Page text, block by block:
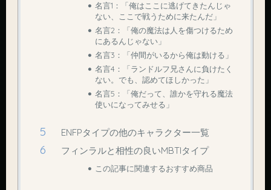
名言1：「俺はここに逃げてきたんじゃ
ない、ここで戦うために来たんだ」
名言2：「俺の魔法は人を傷つけるため
にあるんじゃない」
名言3：「仲間がいるから俺は動ける」
名言4：「ランドルフ兄さんに負けたく
ない。でも、認めてほしかった」
名言5：「俺だって、誰かを守れる魔法
使いになってみせる」
ENFPタイプの他のキャラクター一覧
フィンラルと相性の良いMBTIタイプ
この記事に関連するおすすめ商品